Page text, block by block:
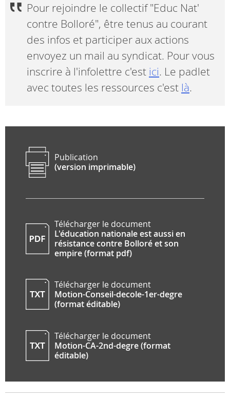
Pour rejoindre le collectif "Educ Nat'
contre Bolloré", être tenus au courant
des infos et participer aux actions
envoyez un mail au syndicat. Pour vous
inscrire à l'infolettre c'est ici. Le padlet
avec toutes les ressources c'est là.
Publication
(version imprimable)
Télécharger le document
L'éducation nationale est aussi en
résistance contre Bolloré et son
empire (format pdf)
Télécharger le document
Motion-Conseil-decole-1er-degre
(format éditable)
Télécharger le document
Motion-CA-2nd-degre (format
éditable)